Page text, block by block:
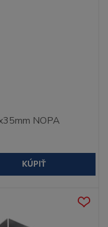
NOPA
KÚPIŤ